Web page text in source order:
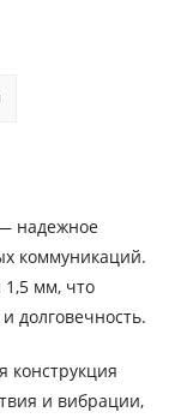
надежное
коммуникаций.
мм, что
долговечность.
конструкция
и вибрации,